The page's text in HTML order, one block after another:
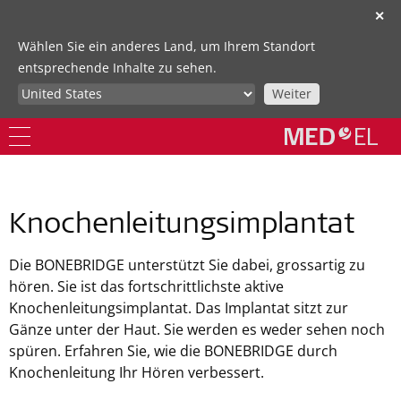
✕
Wählen Sie ein anderes Land, um Ihrem Standort
entsprechende Inhalte zu sehen.
Weiter
Knochenleitungsimplantat
Die BONEBRIDGE unterstützt Sie dabei, grossartig zu
hören. Sie ist das fortschrittlichste aktive
Knochenleitungsimplantat. Das Implantat sitzt zur
Gänze unter der Haut. Sie werden es weder sehen noch
spüren. Erfahren Sie, wie die BONEBRIDGE durch
Knochenleitung Ihr Hören verbessert.